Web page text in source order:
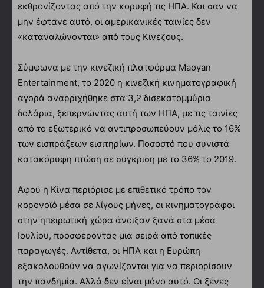
εκθρονίζοντας από την κορυφή τις ΗΠΑ. Και σαν να
μην έφτανε αυτό, οι αμερικανικές ταινίες δεν
«καταναλώνονται» από τους Κινέζους.
Σύμφωνα με την κινεζική πλατφόρμα Maoyan
Entertainment, το 2020 η κινεζική κινηματογραφική
αγορά αναρριχήθηκε στα 3,2 δισεκατομμύρια
δολάρια, ξεπερνώντας αυτή των ΗΠΑ, με τις ταινίες
από το εξωτερικό να αντιπροσωπεύουν μόλις το 16%
των εισπράξεων εισιτηρίων. Ποσοστό που συνιστά
κατακόρυφη πτώση σε σύγκριση με το 36% το 2019.
Αφού η Κίνα περιόρισε με επιθετικό τρόπο τον
κορονοϊό μέσα σε λίγους μήνες, οι κινηματογράφοι
στην ηπειρωτική χώρα άνοιξαν ξανά στα μέσα
Ιουλίου, προσφέροντας μια σειρά από τοπικές
παραγωγές. Αντίθετα, οι ΗΠΑ και η Ευρώπη
εξακολουθούν να αγωνίζονται για να περιορίσουν
την πανδημία. Αλλά δεν είναι μόνο αυτό. Οι ξένες